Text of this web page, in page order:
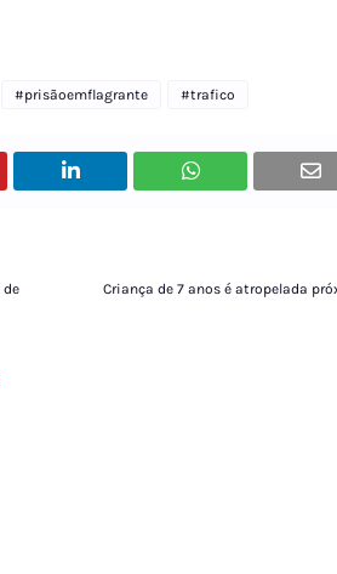
#prisãoemflagrante #trafico
Criança de 7 anos é atropelada